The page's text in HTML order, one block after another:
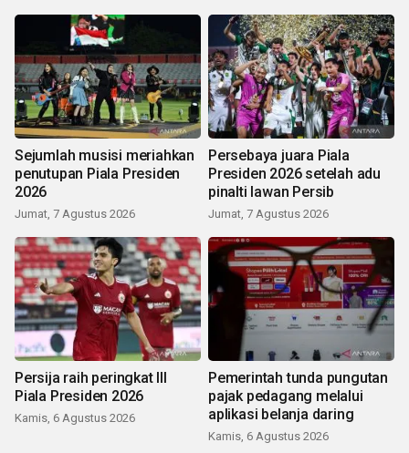
Sejumlah musisi meriahkan
penutupan Piala Presiden
2026
Jumat, 7 Agustus 2026
Persebaya juara Piala
Presiden 2026 setelah adu
pinalti lawan Persib
Jumat, 7 Agustus 2026
Persija raih peringkat III
Piala Presiden 2026
Kamis, 6 Agustus 2026
Pemerintah tunda pungutan
pajak pedagang melalui
aplikasi belanja daring
Kamis, 6 Agustus 2026